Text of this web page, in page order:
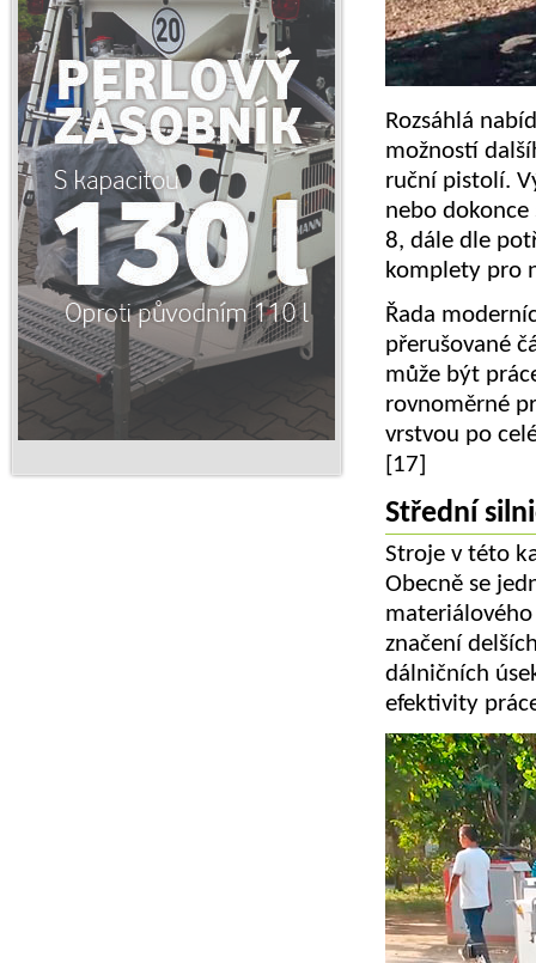
Rozsáhlá
možností
ruční pistolí.
nebo
8, dále dle
komplety pro
Řada
přerušované
může být
rovnoměrné
vrstvou po
[17]
Střední
Stroje v této
Obecně se
značení
dálničních
efektivity